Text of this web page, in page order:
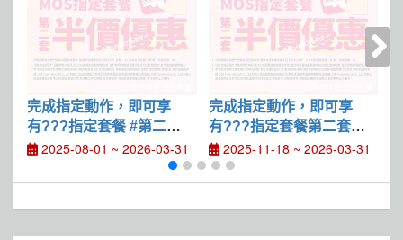
完成指定動作，即可享
有???指定套餐 #第二套
半價優惠
2025-08-01 ~ 2026-03-31
完成指定動作，即可享
有???指定套餐第二套半
價優惠
2025-11-18 ~ 2026-03-31